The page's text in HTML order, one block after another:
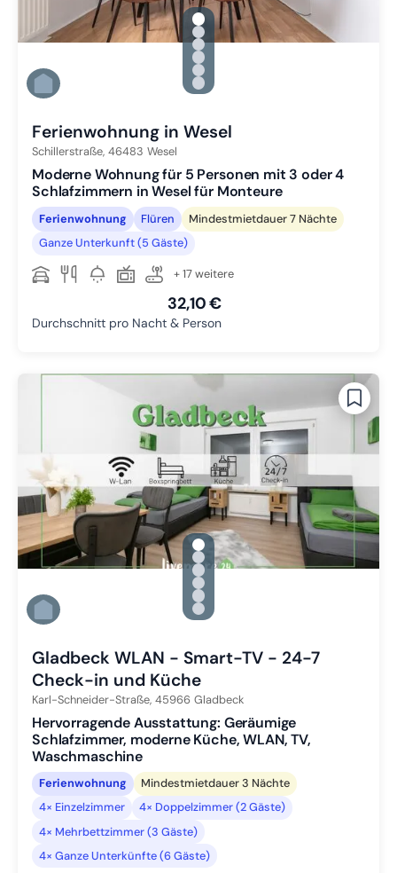
gallery.slide_selector
Zu Slide 1 wechseln
Zu Slide 2 wechseln
Zu Slide 3 wechseln
Zu Slide 4 wechseln
Zu Slide 5 wechseln
Zu Slide 6 wechseln
Ferienwohnung in Wesel
Schillerstraße, 46483 Wesel
Moderne Wohnung für 5 Personen mit 3 oder 4
Schlafzimmern in Wesel für Monteure
Ferienwohnung Flüren
Mindestmietdauer 7 Nächte
Ganze Unterkunft (5 Gäste)
+ 17 weitere
32,10 €
Durchschnitt pro Nacht & Person
gallery.slide_selector
Zu Slide 1 wechseln
Zu Slide 2 wechseln
Zu Slide 3 wechseln
Zu Slide 4 wechseln
Zu Slide 5 wechseln
Zu Slide 6 wechseln
Gladbeck WLAN - Smart-TV - 24-7
Check-in und Küche
Karl-Schneider-Straße, 45966 Gladbeck
Hervorragende Ausstattung: Geräumige
Schlafzimmer, moderne Küche, WLAN, TV,
Waschmaschine
Ferienwohnung
Mindestmietdauer 3 Nächte
4× Einzelzimmer
4× Doppelzimmer (2 Gäste)
4× Mehrbettzimmer (3 Gäste)
4× Ganze Unterkünfte (6 Gäste)